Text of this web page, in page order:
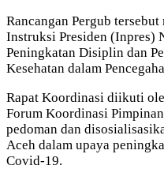
Rancangan Pergub
Instruksi Presiden (Inpres)
Peningkatan Disiplin dan
Kesehatan dalam
Rapat Koordinasi diikuti
Forum Koordinasi
pedoman dan
Aceh dalam upaya
Covid-19.